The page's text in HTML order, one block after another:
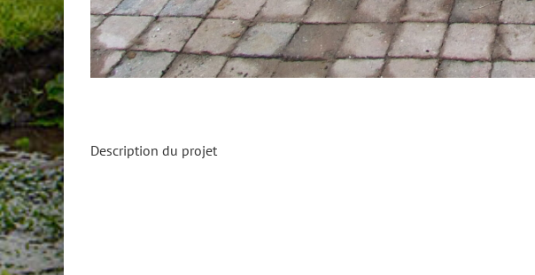
Description du projet